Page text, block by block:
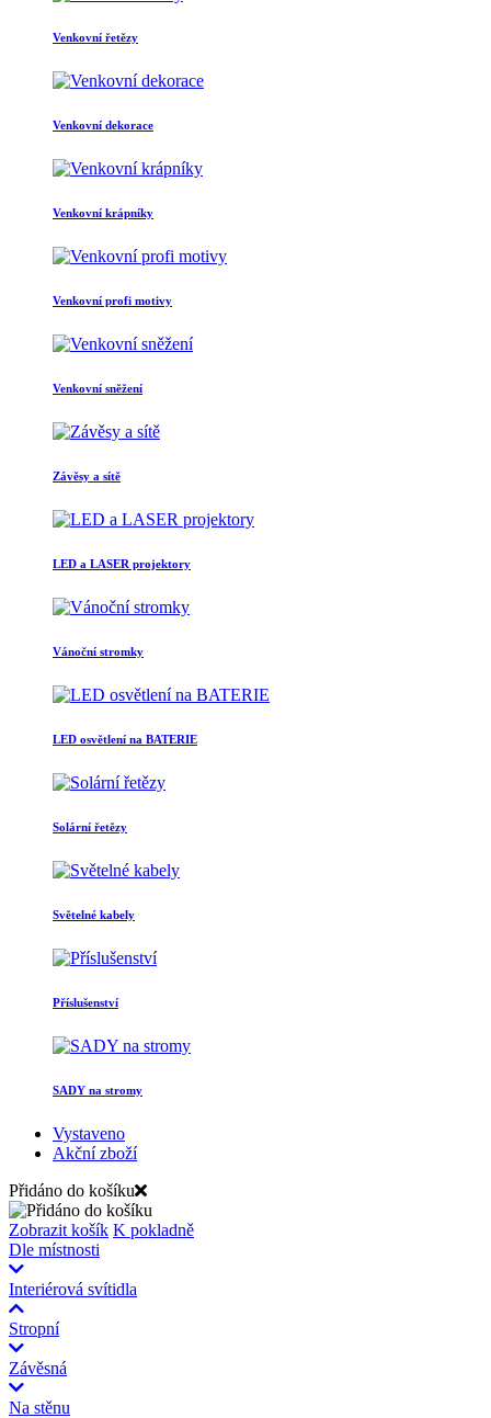
Venkovní řetězy
Venkovní dekorace
Venkovní krápníky
Venkovní profi motivy
Venkovní sněžení
Závěsy a sítě
LED a LASER projektory
Vánoční stromky
LED osvětlení na BATERIE
Solární řetězy
Světelné kabely
Příslušenství
SADY na stromy
Vystaveno
Akční zboží
Přidáno do košíku
Zobrazit košík K pokladně
Dle místnosti
Interiérová svítidla
Stropní
Závěsná
Na stěnu